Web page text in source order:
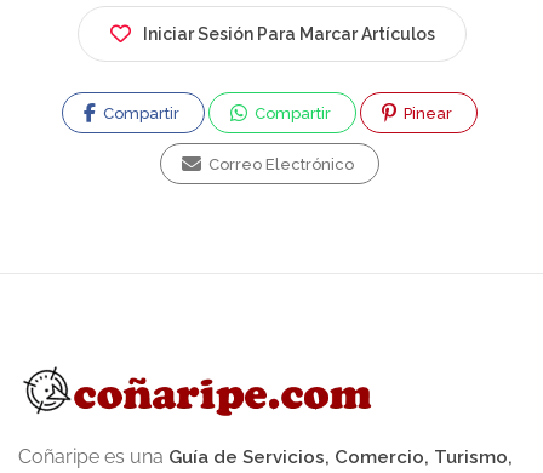
Manager Coñaripe.com.
Iniciar Sesión Para Marcar Artículos
Compartir Compartir Pinear
Correo Electrónico
Coñaripe es una Guía de Servicios, Comercio, Turismo,